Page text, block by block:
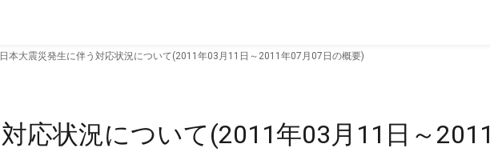
本大震災発生に伴う対応状況について(2011年03月11日～2011年07月07日の概要)
応状況について(2011年03月11日～2011